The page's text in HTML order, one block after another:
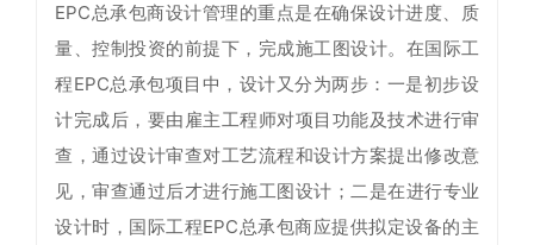
EPC总承包商设计管理的重点是在确保设计进度、质
量、控制投资的前提下，完成施工图设计。在国际工
程EPC总承包项目中，设计又分为两步：一是初步设
计完成后，要由雇主工程师对项目功能及技术进行审
查，通过设计审查对工艺流程和设计方案提出修改意
见，审查通过后才进行施工图设计；二是在进行专业
设计时，国际工程EPC总承包商应提供拟定设备的主